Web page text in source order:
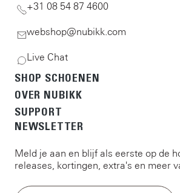
+31 08 54 87 4600
webshop@nubikk.com
Live Chat
SHOP SCHOENEN
OVER NUBIKK
SUPPORT
NEWSLETTER
Meld je aan en blijf als eerste op de
releases, kortingen, extra's en meer